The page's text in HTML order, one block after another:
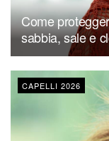
Come
sabbia, sale e
CAPELLI 2026